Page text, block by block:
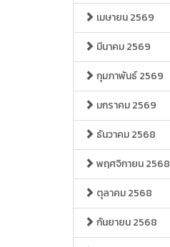
เมษายน 2569
มีนาคม 2569
กุมภาพันธ์ 2569
มกราคม 2569
ธันวาคม 2568
พฤศจิกายน 2568
ตุลาคม 2568
กันยายน 2568